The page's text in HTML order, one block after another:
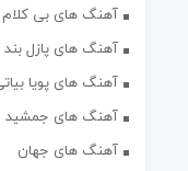
آهنگ های بی کلام
آهنگ های پازل بند
آهنگ های پویا
آهنگ های جمشید
آهنگ های جهان